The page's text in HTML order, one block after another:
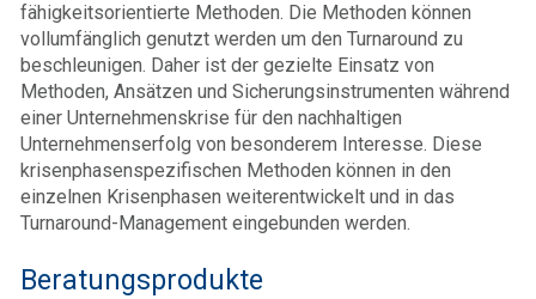
fähigkeitsorientierte Methoden. Die Methoden können
vollumfänglich genutzt werden um den Turnaround zu
beschleunigen. Daher ist der gezielte Einsatz von
Methoden, Ansätzen und Sicherungsinstrumenten während
einer Unternehmenskrise für den nachhaltigen
Unternehmenserfolg von besonderem Interesse. Diese
krisenphasenspezifischen Methoden können in den
einzelnen Krisenphasen weiterentwickelt und in das
Turnaround-Management eingebunden werden.
Beratungsprodukte